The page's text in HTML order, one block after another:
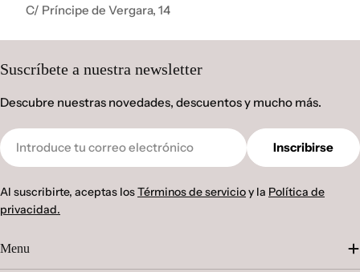
C/ Príncipe de Vergara, 14
Suscríbete a nuestra newsletter
Descubre nuestras novedades, descuentos y mucho más.
Correo
electrónico
Inscribirse
Al suscribirte, aceptas losTérminos de servicioy la Política de
privacidad.
Menu